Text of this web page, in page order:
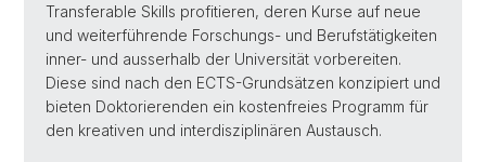
Transferable Skills profitieren, deren Kurse auf neue
und weiterführende Forschungs- und Berufstätigkeiten
inner- und ausserhalb der Universität vorbereiten.
Diese sind nach den ECTS-Grundsätzen konzipiert und
bieten Doktorierenden ein kostenfreies Programm für
den kreativen und interdisziplinären Austausch.